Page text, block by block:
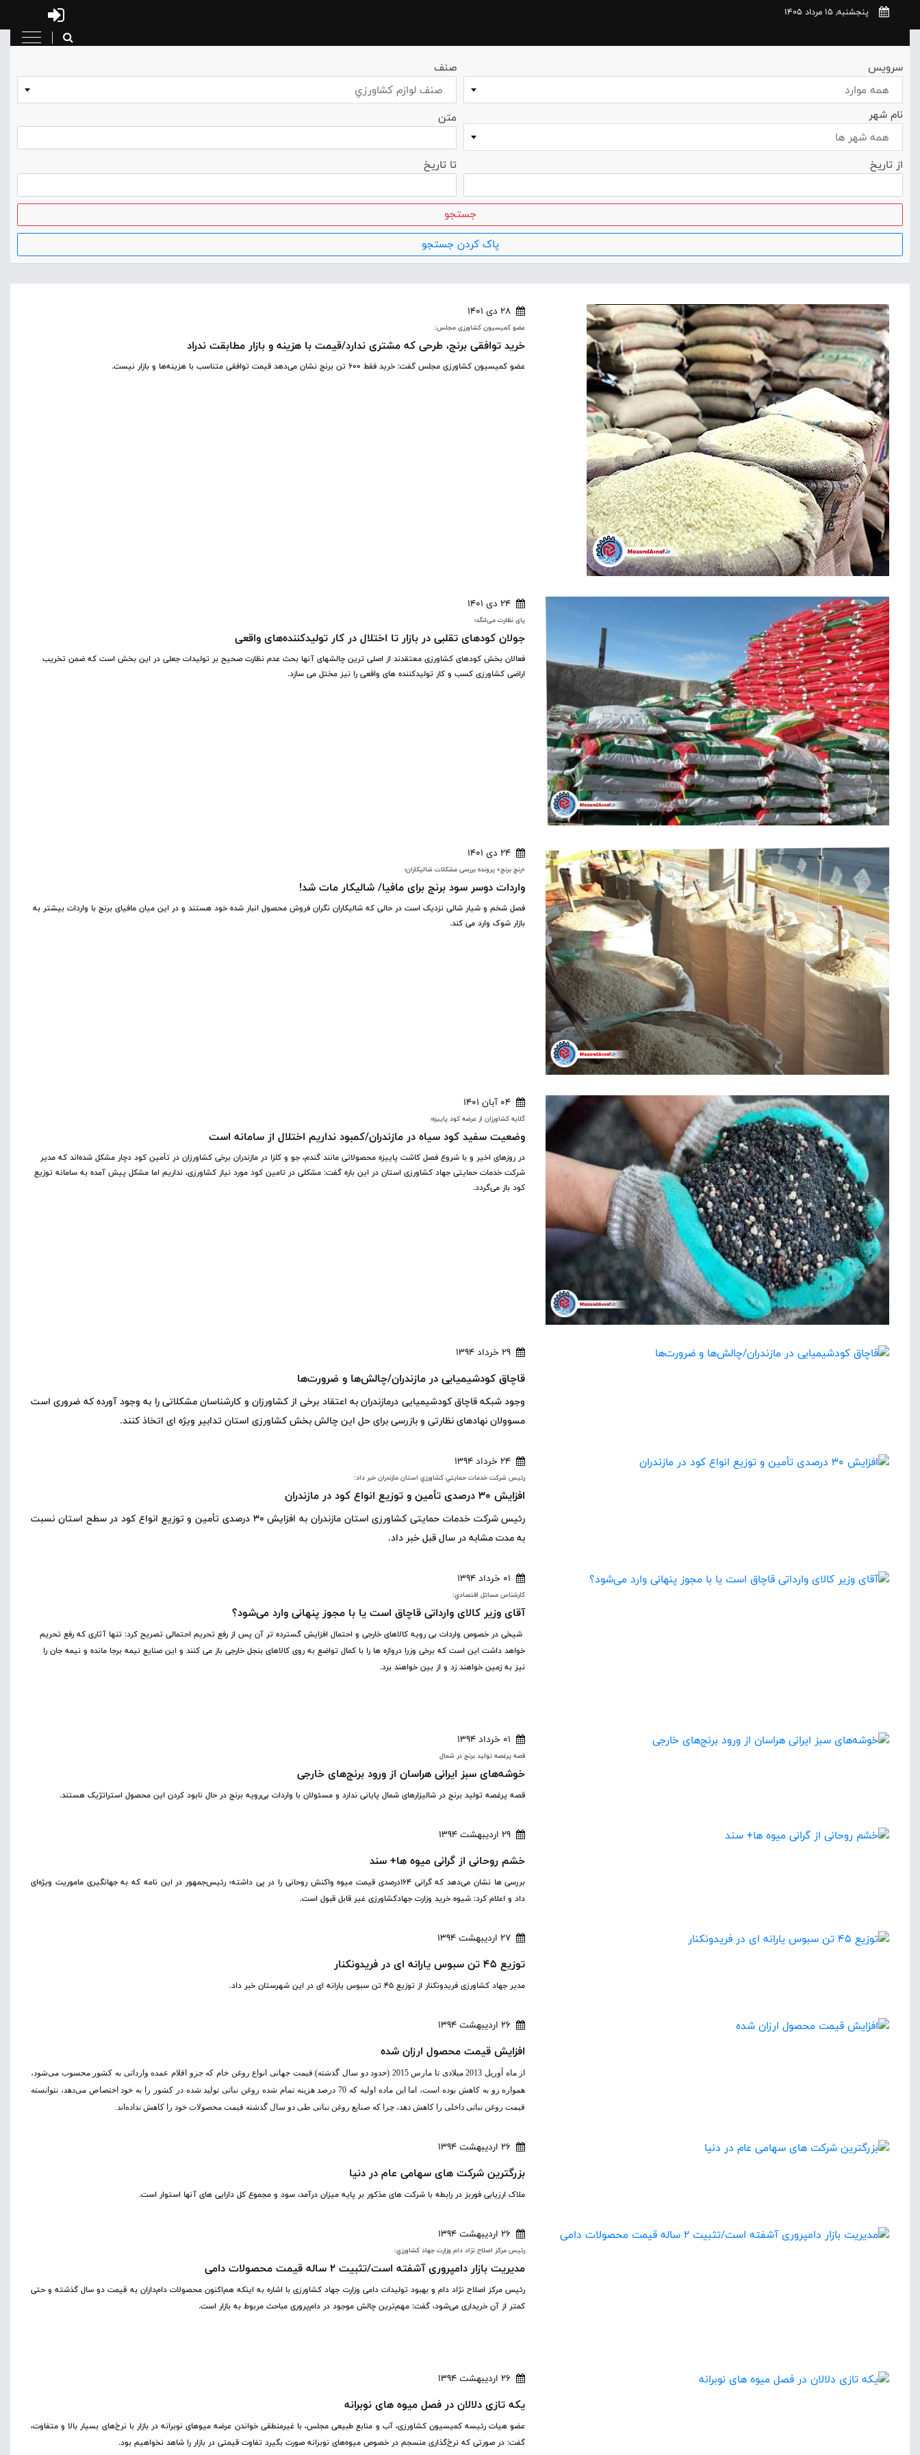
پنجشنبه, 15 مرداد 1405
سرویس
همه موارد
صنف
صنف لوازم کشاورزي
نام شهر
همه شهر ها
متن
از تاریخ تا تاریخ
جستجو
پاک کردن جستجو
28 دی 1401
عضو کمیسیون کشاورزی مجلس:
خرید توافقی برنج، طرحی که مشتری ندارد/قیمت با هزینه و بازار مطابقت ندراد
عضو کمیسیون کشاورزی مجلس گفت: خرید فقط ۶۰۰ تن برنج نشان می‌دهد قیمت توافقی متناسب با هزینه‌ها و بازار نیست.
24 دی 1401
پای نظارت می‌لنگد؛
جولان کودهای تقلبی در بازار تا اختلال در کار تولیدکننده‌های واقعی
فعالان بخش کودهای کشاورزی معتقدند از اصلی ترین چالشهای آنها بحث عدم نظارت صحیح بر تولیدات جعلی در این بخش است که ضمن تخریب
اراضی کشاورزی کسب و کار تولیدکننده های واقعی را نیز مختل می سازد.
24 دی 1401
«رنج برنج» پرونده بررسی مشکلات شالیکاران؛
واردات دوسر سود برنج برای مافیا/ شالیکار مات شد!
فصل شخم و شیار شالی نزدیک است در حالی که شالیکاران نگران فروش محصول انبار شده خود هستند و در این میان مافیای برنج با واردات بیشتر به
بازار شوک وارد می کند.
04 آبان 1401
گلایه کشاورزان از عرضه کود پاییزه؛
وضعیت سفید کود سیاه در مازندران/کمبود نداریم اختلال از سامانه است
در روزهای اخیر و با شروع فصل کاشت پاییزه محصولاتی مانند گندم، جو و کلزا در مازندران برخی کشاورزان در تأمین کود دچار مشکل شده‌اند که مدیر
شرکت خدمات حمایتی جهاد کشاورزی استان در این باره گفت: مشکلی در تامین کود مورد نیاز کشاورزی، نداریم اما مشکل پیش آمده به سامانه توزیع
کود باز می‌گردد.
29 خرداد 1394
قاچاق کودشیمیایی در مازندران/چالش‌ها و ضرورت‌ها
وجود شبکه قاچاق کودشیمیایی درمازندران به اعتقاد برخی از کشاورزان و کارشناسان مشکلاتی را به وجود آورده که ضروری است
مسوولان نهادهای نظارتی و بازرسی برای حل این چالش بخش کشاورزی استان تدابیر ویژه ای اتخاذ کنند.
24 خرداد 1394
رئيس شرکت خدمات حمايتي کشاورزي استان مازندران خبر داد:
افزایش ۳۰ درصدی تأمین و توزیع انواع کود در مازندران
رئیس شرکت خدمات حمایتی کشاورزی استان مازندران به افزایش ۳۰ درصدی تأمین و توزیع انواع کود در سطح استان نسبت
به مدت مشابه در سال قبل خبر داد.
01 خرداد 1394
کارشناس مسائل اقتصادي:
آقای وزیر کالای وارداتی قاچاق است یا با مجوز پنهانی وارد می‌شود؟
شیخی در خصوص واردات بی رویه کالاهای خارجی و احتمال افزایش گسترده تر آن پس از رفع تحریم احتمالی تصریح کرد: تنها آثاری که رفع تحریم
خواهد داشت این است که برخی وزرا دروازه ها را با کمال تواضع به روی کالاهای بنجل خارجی باز می کنند و این صنایع نیمه برجا مانده و نیمه جان را
نیز به زمین خواهند زد و از بین خواهند برد.
01 خرداد 1394
قصه پرغصه توليد برنج در شمال
خوشه‌های سبز ایرانی هراسان از ورود برنج‌های خارجی
قصه پرغصه تولید برنج در شالیزارهای شمال پایانی ندارد و مسئولان با واردات بی‌رویه برنج در حال نابود کردن این محصول استراتژیک هستند.
29 اردیبهشت 1394
خشم روحانی از گرانی میوه ها+ سند
بررسی ها نشان می‌دهد که گرانی ۱۶۴درصدی قیمت میوه واکنش روحانی را در پی داشته؛ رئیس‌جمهور در این نامه که به جهانگیری ماموریت ویژه‌ای
داد و اعلام کرد: شیوه خرید وزارت جهادکشاورزی غیر قابل قبول است.
27 اردیبهشت 1394
توزیع 45 تن سبوس یارانه‌ ای در فریدونکنار
مدیر جهاد کشاورزی فریدونکنار از توزیع 45 تن سبوس یارانه‌ ای در این شهرستان خبر داد.
26 اردیبهشت 1394
افزایش قیمت محصول ارزان شده
از ماه آوریل 2013 میلادی تا مارس 2015 (حدود دو سال گذشته) قیمت جهانی انواع روغن خام که جزو اقلام عمده وارداتی به کشور محسوب می‌شود،
همواره رو به کاهش بوده است، اما این ماده اولیه که 70 درصد هزینه تمام شده روغن نباتی تولید شده در کشور را به خود اختصاص می‌دهد، نتوانسته
قیمت روغن نباتی داخلی را کاهش دهد، چرا که صنایع روغن نباتی طی دو سال گذشته قیمت محصولات خود را کاهش نداده‌اند.
26 اردیبهشت 1394
بزرگترین شرکت های سهامی عام در دنیا
ملاک ارزیابی فوربز در رابطه با شرکت های مذکور بر پایه میزان درآمد، سود و مجموع کل دارایی های آنها استوار است.
26 اردیبهشت 1394
رئيس مرکز اصلاح نژاد دام وزارت جهاد کشاورزي:
مدیریت بازار دام‎پروری آشفته است/تثبیت 2 ساله قیمت محصولات دامی
رئیس مرکز اصلاح نژاد دام و بهبود تولیدات دامی وزارت جهاد کشاورزی با اشاره به اینکه هم‌اکنون محصولات دام‌داران به قیمت دو سال گذشته و حتی
کمتر از آن خریداری می‌شود، گفت: مهم‌ترین چالش موجود در دام‌پروری مباحث مربوط به بازار است.
26 اردیبهشت 1394
یکه تازی دلالان در فصل میوه های نوبرانه
عضو هیات رئیسه کمیسیون کشاورزی، آب و منابع طبیعی مجلس، با غیرمنطقی خواندن عرضه میو‌های نوبرانه در بازار با نرخ‌های بسیار بالا و متفاوت،
گفت: در صورتی که نرخ‌‌گذاری منسجم در خصوص میوه‌های نوبرانه صورت بگیرد تفاوت قیمتی در بازار را شاهد نخواهیم بود.